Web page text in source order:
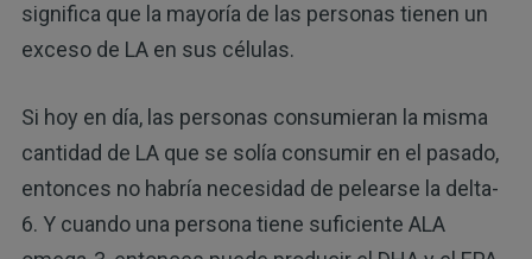
significa que la mayoría de las personas tienen un
exceso de LA en sus células.
Si hoy en día, las personas consumieran la misma
cantidad de LA que se solía consumir en el pasado,
entonces no habría necesidad de pelearse la delta-
6. Y cuando una persona tiene suficiente ALA